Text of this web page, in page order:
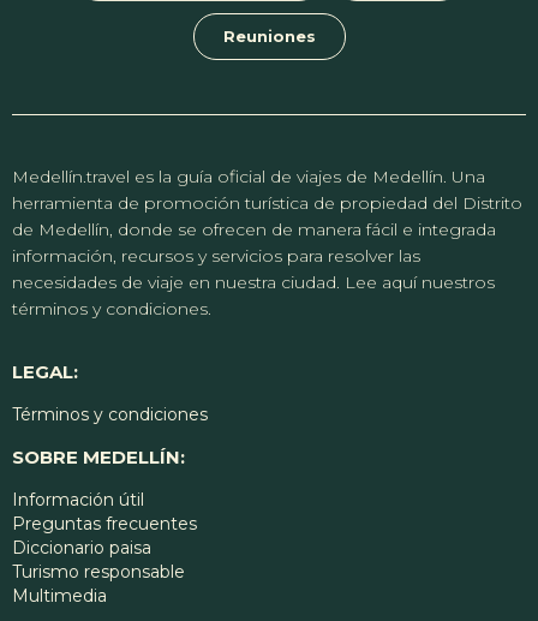
Reuniones
Medellín.travel es la guía oficial de viajes de Medellín. Una
herramienta de promoción turística de propiedad del Distrito
de Medellín, donde se ofrecen de manera fácil e integrada
información, recursos y servicios para resolver las
necesidades de viaje en nuestra ciudad. Lee aquí nuestros
términos y condiciones.
LEGAL:
Términos y condiciones
SOBRE MEDELLÍN:
Información útil
Preguntas frecuentes
Diccionario paisa
Turismo responsable
Multimedia